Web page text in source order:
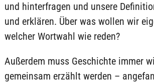
und hinterfragen und unsere
und erklären. Über was wollen wir
welcher Wortwahl wie reden?
Außerdem muss Geschichte immer
gemeinsam erzählt werden –